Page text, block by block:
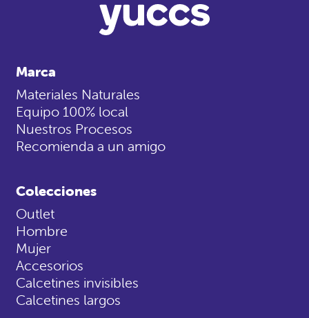
Marca
Materiales Naturales
Equipo 100% local
Nuestros Procesos
Recomienda a un amigo
Colecciones
Outlet
Hombre
Mujer
Accesorios
Calcetines invisibles
Calcetines largos